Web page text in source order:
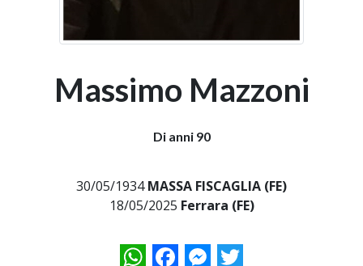
Massimo Mazzoni
Di anni 90
30/05/1934MASSA FISCAGLIA (FE)
18/05/2025 Ferrara (FE)
WhatsAppFacebookMessenger
Twitter